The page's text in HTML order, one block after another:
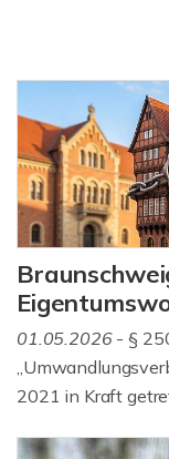
01.05.2026- §
2021 in Kraft